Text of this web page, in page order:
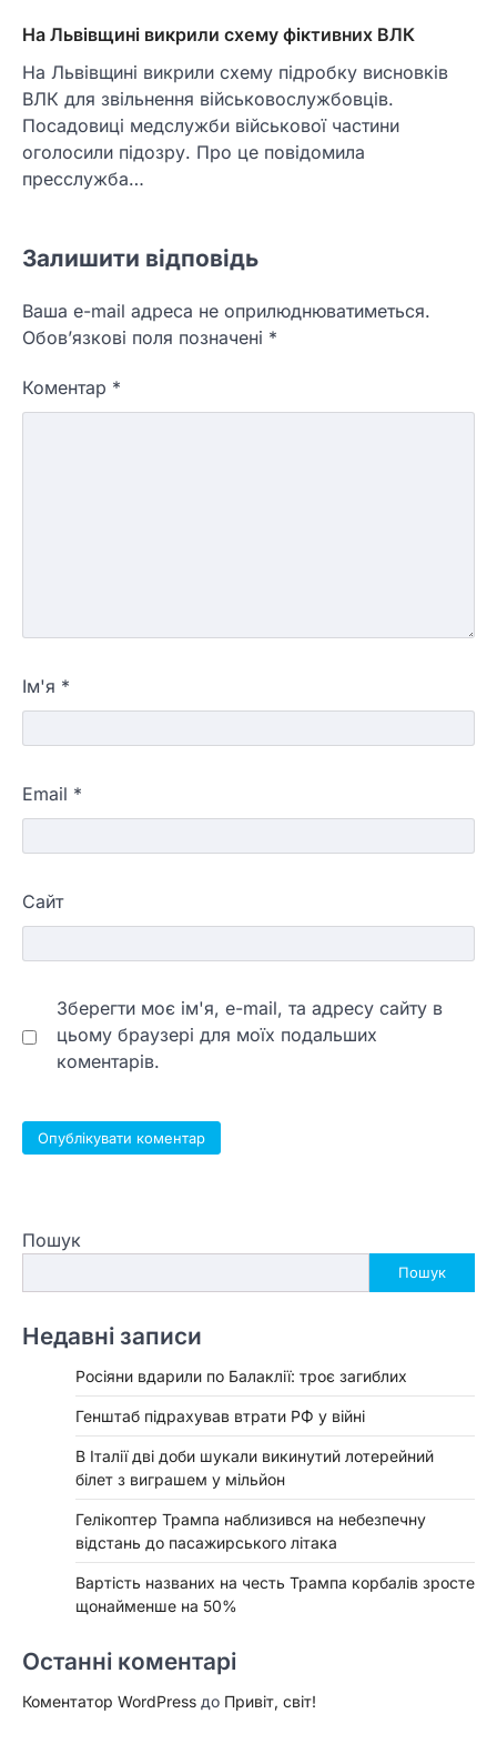
На Львівщині викрили схему фіктивних ВЛК
На Львівщині викрили схему підробку висновків
ВЛК для звільнення військовослужбовців.
Посадовиці медслужби військової частини
оголосили підозру. Про це повідомила
пресслужба…
Залишити відповідь
Ваша e-mail адреса не оприлюднюватиметься.
Обов’язкові поля позначені *
Коментар *
Ім'я *
Email *
Сайт
Зберегти моє ім'я, e-mail, та адресу сайту в
цьому браузері для моїх подальших
коментарів.
Пошук
Пошук
Недавні записи
Росіяни вдарили по Балаклії: троє загиблих
Генштаб підрахував втрати РФ у війні
В Італії дві доби шукали викинутий лотерейний
білет з виграшем у мільйон
Гелікоптер Трампа наблизився на небезпечну
відстань до пасажирського літака
Вартість названих на честь Трампа корбалів зросте
щонайменше на 50%
Останні коментарі
Коментатор WordPress до Привіт, світ!